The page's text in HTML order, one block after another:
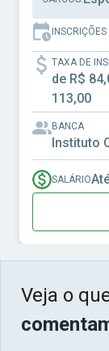
INSCRIÇÕES
TAXA DE
de R$
113,00
BANCA
Instituto
SALÁRIO
Veja o